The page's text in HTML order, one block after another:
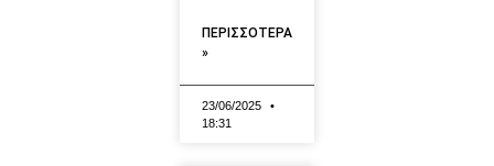
ΠΕΡΙΣΣΟΤΕΡΑ
»
23/06/2025
18:31